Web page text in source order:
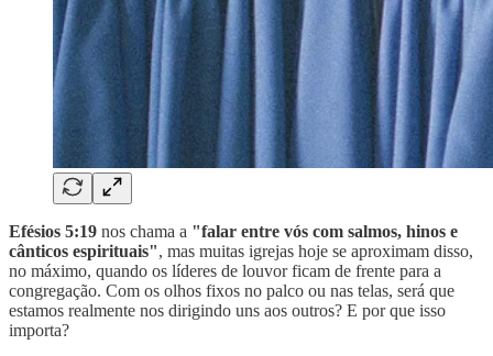
Efésios 5:19 nos chama a "falar entre vós com salmos, hinos e
cânticos espirituais", mas muitas igrejas hoje se aproximam disso,
no máximo, quando os líderes de louvor ficam de frente para a
congregação. Com os olhos fixos no palco ou nas telas, será que
estamos realmente nos dirigindo uns aos outros? E por que isso
importa?